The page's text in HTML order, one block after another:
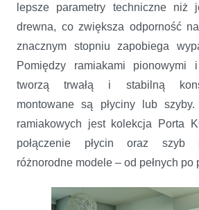
lepsze parametry techniczne niż
drewna, co zwiększa odporność
znacznym stopniu zapobiega
Pomiędzy ramiakami pionowymi
tworzą trwałą i stabilną
montowane są płyciny lub szyby.
ramiakowych jest kolekcja Porta
połączenie płycin oraz szyb
różnorodne modele – od pełnych po